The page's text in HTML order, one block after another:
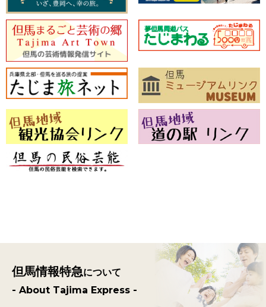
但馬情報特急について
- About Tajima Express -